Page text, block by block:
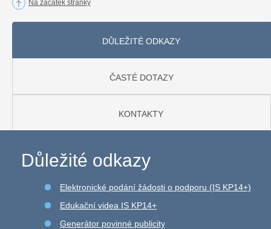
Na začátek stránky
DŮLEŽITÉ ODKAZY
ČASTÉ DOTAZY
KONTAKTY
Důležité odkazy
Elektronické podání žádosti o podporu (IS KP14+)
Edukační videa IS KP14+
Generátor povinné publicity